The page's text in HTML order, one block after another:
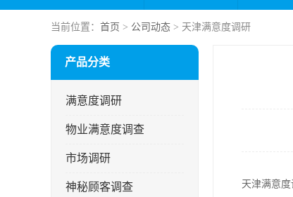
当前位置： 首页 > 公司动态 > 天津满意度调研
产品分类
满意度调研
物业满意度调查
市场调研
神秘顾客调查 天津满意度